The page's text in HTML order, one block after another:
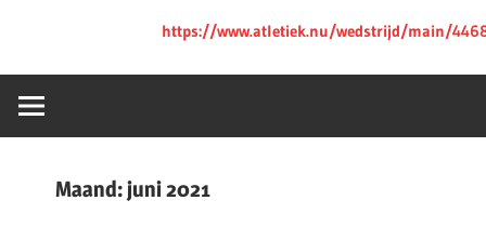
https://www.atletiek.nu/wedstrijd/main/
Maand:juni 2021